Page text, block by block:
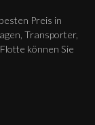
Preis in
Transporter,
können Sie